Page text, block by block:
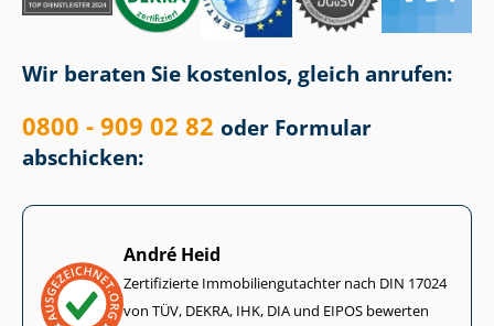
Wir beraten Sie kostenlos, gleich anrufen:
0800 - 909 02 82 oder Formular
abschicken:
André Heid
Zertifizierte Im­mo­bi­li­en­gut­ach­ter nach DIN 17024
von TÜV, DEKRA, IHK, DIA und EIPOS bewerten